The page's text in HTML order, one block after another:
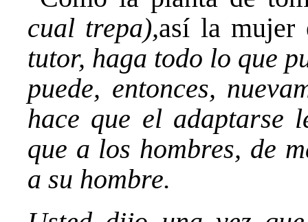
cual trepa),así la mujer
tutor, haga todo lo que
puede, entonces,
hace que el adaptarse
que a los hombres, de
a su hombre.